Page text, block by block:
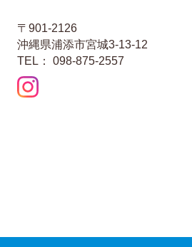
〒901-2126
沖縄県浦添市宮城3-13-12
TEL： 098-875-2557